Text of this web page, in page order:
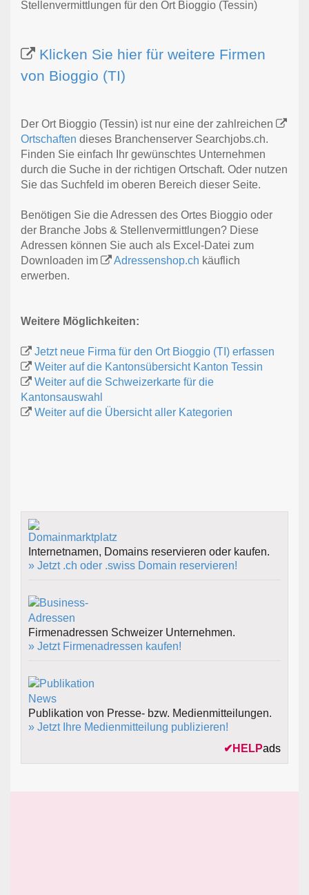
Stellenvermittlungen für den Ort Bioggio (Tessin)
Klicken Sie hier für weitere Firmen
von Bioggio (TI)
Der Ort Bioggio (Tessin) ist nur eine der zahlreichen
Ortschaften dieses Branchenserver Searchjobs.ch.
Finden Sie einfach Ihr gewünschtes Unternehmen
durch die Suche in der richtigen Ortschaft. Oder nutzen
Sie das Suchfeld im oberen Bereich dieser Seite.
Benötigen Sie die Adressen des Ortes Bioggio oder
der Branche Jobs & Stellenvermittlungen? Diese
Adressen können Sie auch als Excel-Datei zum
Downloaden im
Adressenshop.ch käuflich
erwerben.
Weitere Möglichkeiten:
Jetzt neue Firma für den Ort Bioggio (TI) erfassen
Weiter auf die Kantonsübersicht Kanton Tessin
Weiter auf die Schweizerkarte für die
Kantonsauswahl
Weiter auf die Übersicht aller Kategorien
Internetnamen, Domains reservieren oder kaufen.
» Jetzt .ch oder .swiss Domain reservieren!
Firmenadressen Schweizer Unternehmen.
» Jetzt Firmenadressen kaufen!
Publikation von Presse- bzw. Medienmitteilungen.
» Jetzt Ihre Medienmitteilung publizieren!
✔ HELPads